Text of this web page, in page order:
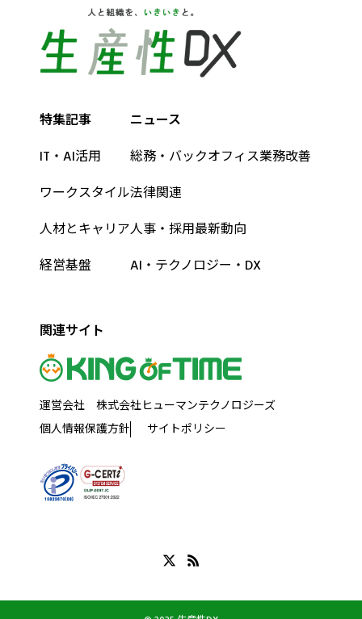
特集記事
IT・AI活用
ワークスタイル
人材とキャリア
経営基盤
ニュース
総務・バックオフィス業務改善
法律関連
人事・採用最新動向
AI・テクノロジー・DX
関連サイト
運営会社 株式会社ヒューマンテクノロジーズ
個人情報保護方針
サイトポリシー